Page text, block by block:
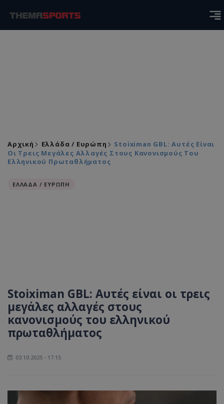
Αρχική Ελλάδα / Ευρώπη
Stoiximan GBL: Αυτές Είναι
Οι Τρεις Μεγάλες Αλλαγές Στους Κανονισμούς Του
Ελληνικού Πρωταθλήματος
ΕΛΛΑΔΑ / ΕΥΡΩΠΗ
Stoiximan GBL: Αυτές είναι οι τρεις
μεγάλες αλλαγές στους
κανονισμούς του ελληνικού
πρωταθλήματος
03.10.2025 - 17:15